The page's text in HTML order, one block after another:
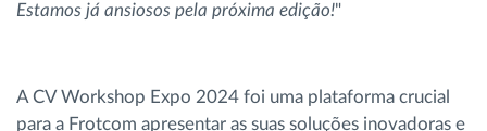
Estamos já ansiosos pela próxima edição!"
A CV Workshop Expo 2024 foi uma plataforma crucial
para a Frotcom apresentar as suas soluções inovadoras e